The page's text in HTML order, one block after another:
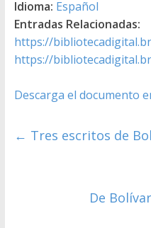
Idioma: Español
Entradas Relacionadas:
https://
https://
Descarga el documento
← Tres escritos de
De